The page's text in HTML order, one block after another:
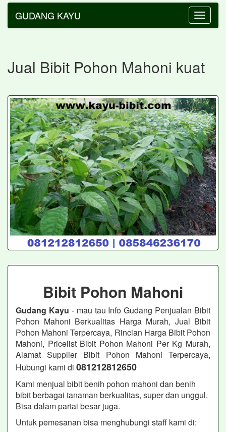
Toggle
GUDANG KAYU
Jual Bibit Pohon Mahoni kuat
Bibit Pohon Mahoni
Gudang Kayu - mau tau Info Gudang Penjualan Bibit
Pohon Mahoni Berkualitas Harga Murah, Jual Bibit
Pohon Mahoni Terpercaya, Rincian Harga Bibit Pohon
Mahoni, Pricelist Bibit Pohon Mahoni Per Kg Murah,
Alamat Supplier Bibit Pohon Mahoni Terpercaya,
Hubungi kami di 081212812650
Kami menjual bibit benih pohon mahoni dan benih
bibit berbagai tanaman berkualitas, super dan unggul.
Bisa dalam partai besar juga.
Untuk pemesanan bisa menghubungi staff kami di: